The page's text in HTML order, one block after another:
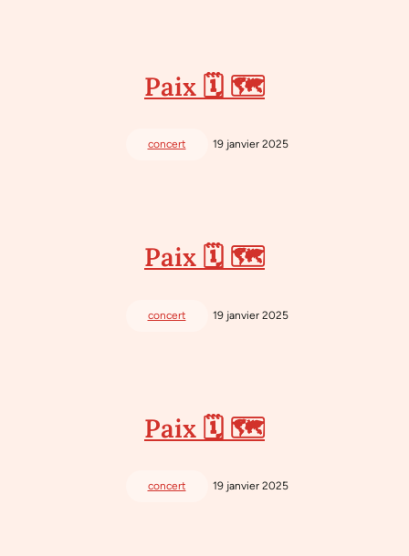
Paix 🗓 🗺
concert 19 janvier 2025
Paix 🗓 🗺
concert 19 janvier 2025
Paix 🗓 🗺
concert 19 janvier 2025